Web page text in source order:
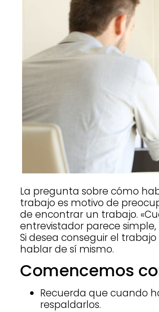
La pregunta sobre cómo
trabajo es motivo de
de encontrar un trabajo.
entrevistador parece
Si desea conseguir el
hablar de sí mismo.
Comencemos
Recuerda que cuando
respaldarlos.